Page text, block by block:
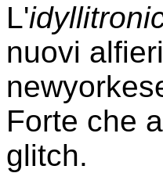
L'
nuovi
Forte che
glitch.